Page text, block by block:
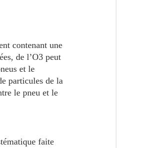
contenant une
de l’O3 peut
et le
particules de la
le pneu et le
faite